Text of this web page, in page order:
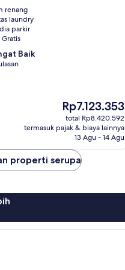
renang
laundry
parkir
Baik
Harga
sekarang
Rp7.123.353
Rp7.123.353
total Rp8.420.592
termasuk pajak & biaya lainnya
13 Agu - 14 Agu
properti serupa